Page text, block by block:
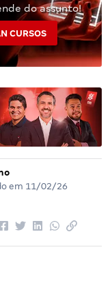
do assunto!
CURSOS
em 11/02/26